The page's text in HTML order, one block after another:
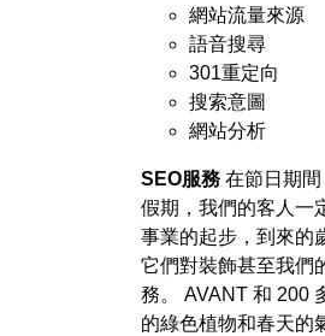
網站流量來源
語音搜尋
301重定向
搜索意圖
網站分析
SEO服務 在節日期
假期，我們的客人一
事業的起步，到來
它們對裝飾甚至我們
務。 AVANT 和 200
的綠色植物和春天的